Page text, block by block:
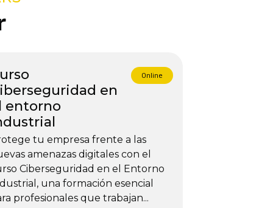
en
entorno
Online
tu empresa frente a las
amenazas digitales con el
Ciberseguridad en el Entorno
una formación esencial
profesionales que trabajan...